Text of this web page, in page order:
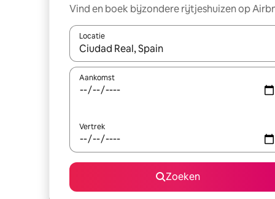
Vind en boek bijzondere rijtjeshuizen op
Locatie
Wanneer er suggesties beschikbaar zijn, maak
Aankomst
Vertrek
Zoeken